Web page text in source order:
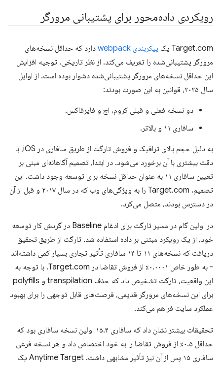
رویکردی داده‌محور برای پشتیبانی مرورگر
Target.com یک پیکربندی webpack
دارد که حداقل نسخه‌های
مرورگر پشتیبانی‌شده را تعریف می‌کند. از نظر تاریخی، توجیه افزایش
این حداقل نسخه‌های مرورگر پشتیبانی‌شده دشوار بوده است. از اوایل
سال ۲۰۲۵، قوانین به این صورت بودند:
دو نسخه فعلی و قبلی کروم، اج و فایرفاکس.
سافاری ۱۱ و بالاتر.
به دلیل حجم بالای ترافیک و فروش تارگت از طریق سافاری در iOS، با
دقت بیشتری با آن برخورد می‌شود. در ابتدا، تصمیم آگاهانه‌ای مبنی بر
تعیین سافاری ۱۱ به عنوان حداقل نسخه برای توسعه وجود داشت. این
تصمیم، Target.com را به ویژگی‌های وب که در سال ۲۰۱۷ و قبل از آن
در دسترس بودند، متصل می‌کرد.
در اولین گام در مسیر تارگت برای ادغام Baseline در گردش کار توسعه
خود، از یک رویکرد مبتنی بر داده استفاده شد. تارگت از طریق تحقیق
دریافت که نسخه‌های ۱۱ تا ۱۴ سافاری تأثیر تجاری بسیار کمی داشته‌اند
- به طور خاص ۰.۰۰۰۱٪ از فروش تقاضا در Target.com. با توجه به
این واقعیت، تارگت تشخیص داد که حذف transpilation و polyfills
برای این نسخه‌های مرورگر قدیمی، فرصت‌های قابل توجهی را برای بهبود
عملکرد سایت فراهم می‌کند.
تحقیقات بیشتر نشان داد که سافاری ۱۵.۴ اولین نسخه سافاری بود که
حداقل ۰.۵٪ از فروش تقاضا را به خود اختصاص داد و هر نسخه فرعی
سافاری ۱۵ پس از آن نیز تأثیر مشابهی داشت. Anytime Target یک